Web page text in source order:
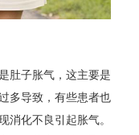
肚子胀气，这主要是
多导致，有些患者也
消化不良引起胀气。